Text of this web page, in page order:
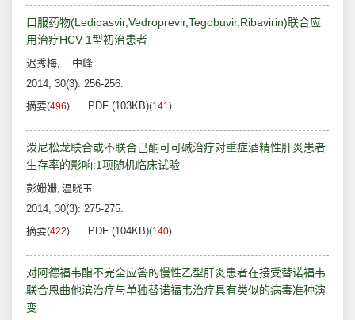
口服药物(Ledipasvir,Vedroprevir,Tegobuvir,Ribavirin)联合应
用治疗HCV 1型初治患者
迟秀梅, 王中峰
2014, 30(3): 256-256.
摘要(496) PDF (103KB)(141)
泼尼松龙联合或不联合己酮可可碱治疗对重症酒精性肝炎患者
生存率的影响:1项随机临床试验
彭姗姗, 温晓玉
2014, 30(3): 275-275.
摘要(422) PDF (104KB)(140)
对阿德福韦酯不完全应答的慢性乙型肝炎患者在接受替诺福韦
联合恩曲他滨治疗与单独替诺福韦治疗具有类似的病毒准种演
变